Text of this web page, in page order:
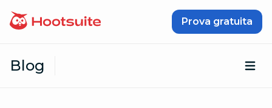
Prova gratuita
Blog